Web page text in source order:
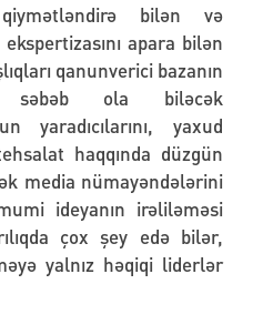
bilən və
apara bilən
qanunverici bazanın
səbəb ola biləcək
yaradıcılarını, yaxud
haqqında düzgün
media nümayəndələrini
ideyanın irəliləməsi
çox şey edə bilər,
yalnız həqiqi liderlər